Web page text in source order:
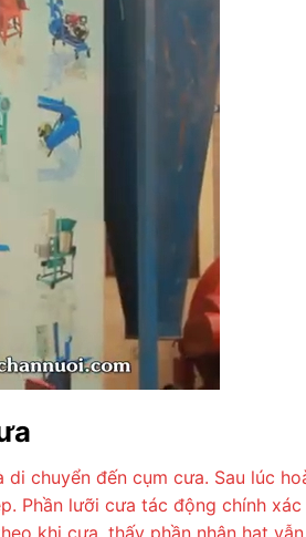
chuyển đến cụm cưa. Sau lúc
Phần lưỡi cưa tác động chính
khi cưa, thấy phần nhân hạt